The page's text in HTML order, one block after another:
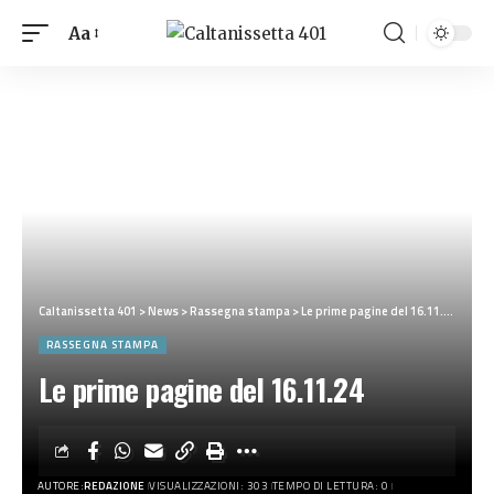
Aa
Caltanissetta 401 >News>Rassegna stampa>Le prime pagine del 16.11.24
RASSEGNA STAMPA
Le prime pagine del 16.11.24
AUTORE:REDAZIONE VISUALIZZAZIONI: 303 TEMPO DI LETTURA: 0